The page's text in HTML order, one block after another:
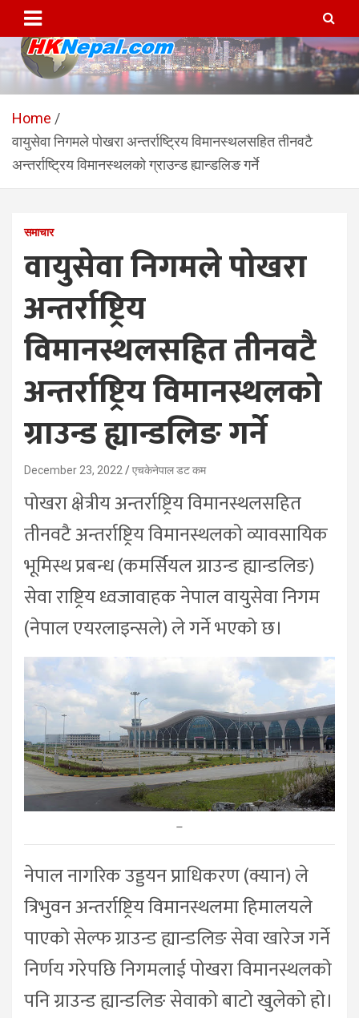
content
HKNepal.com – हङकङबाट
सञ्चालित पहिलो नेपाली अनलाईन
पत्रिका
hknepal, hknepal.com, hk nepal, hk nepal com
Home
वायुसेवा निगमले पोखरा अन्तर्राष्ट्रिय विमानस्थलसहित तीनवटै
अन्तर्राष्ट्रिय विमानस्थलको ग्राउन्ड ह्यान्डलिङ गर्ने
समाचार
वायुसेवा निगमले पोखरा
अन्तर्राष्ट्रिय
विमानस्थलसहित तीनवटै
अन्तर्राष्ट्रिय विमानस्थलको
ग्राउन्ड ह्यान्डलिङ गर्ने
December 23, 2022 एचकेनेपाल डट कम
पोखरा क्षेत्रीय अन्तर्राष्ट्रिय विमानस्थलसहित
तीनवटै अन्तर्राष्ट्रिय विमानस्थलको व्यावसायिक
भूमिस्थ प्रबन्ध (कमर्सियल ग्राउन्ड ह्यान्डलिङ)
सेवा राष्ट्रिय ध्वजावाहक नेपाल वायुसेवा निगम
(नेपाल एयरलाइन्सले) ले गर्ने भएको छ।
–
नेपाल नागरिक उड्डयन प्राधिकरण (क्यान) ले
त्रिभुवन अन्तर्राष्ट्रिय विमानस्थलमा हिमालयले
पाएको सेल्फ ग्राउन्ड ह्यान्डलिङ सेवा खारेज गर्ने
निर्णय गरेपछि निगमलाई पोखरा विमानस्थलको
पनि ग्राउन्ड ह्यान्डलिङ सेवाको बाटो खुलेको हो।